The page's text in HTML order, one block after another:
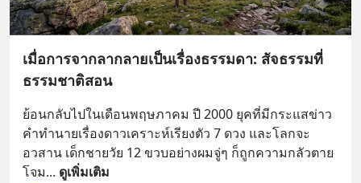
เมื่อการจากลากลายเป็นเรื่องธรรมดา: สัจธรรมที่
ธรรมชาติสอน
ย้อนกลับไปในเดือนพฤษภาคม ปี 2000 ยุคที่มีกระแสข่าว
คำทำนายเรื่องดาวเคราะห์เรียงตัว 7 ดวง และโลกจะ
อวสาน เด็กชายวัย 12 ขวบอย่างผมจู่ๆ ก็ถูกความกลัวตาย
โจม... ดูเพิ่มเติม